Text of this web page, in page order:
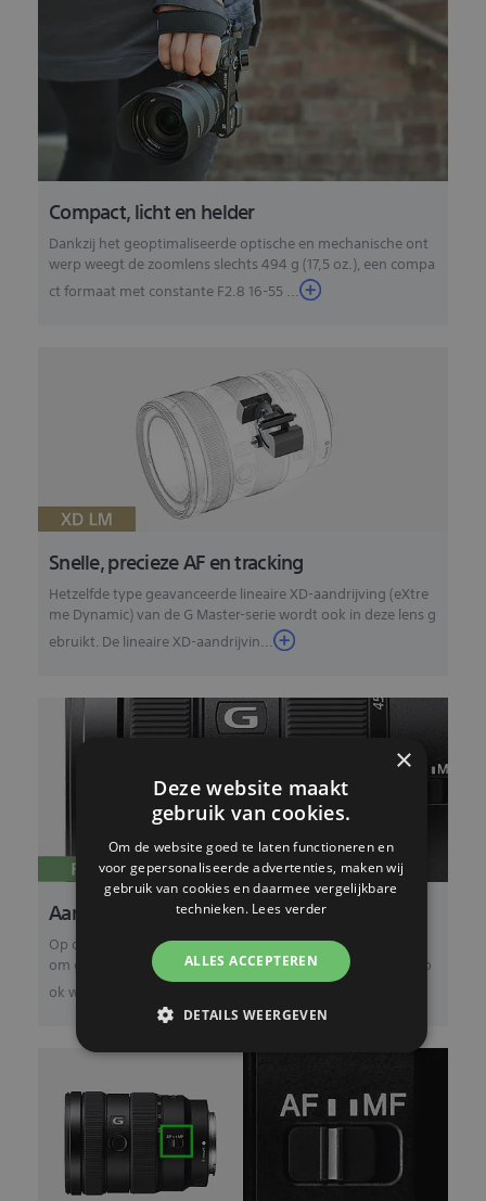
Compact, licht en helder
Dankzij het geoptimaliseerde optische en mechanische ont
werp weegt de zoomlens slechts 494 g (17,5 oz.), een compa
ct formaat met constante F2.8 16-55 ...
Snelle, precieze AF en tracking
Hetzelfde type geavanceerde lineaire XD-aandrijving (eXtre
me Dynamic) van de G Master-serie wordt ook in deze lens g
ebruikt. De lineaire XD-aandrijvin...
Aanpasbare scherpstelvergrendeling
Op de lenscilinder zit een handige scherpstelvergrendeling
om gemakkelijk de scherpstelling te regelen. De knop kan o
ok worden aangepast via een camer...
×
Deze website maakt
gebruik van cookies.
Om de website goed te laten functioneren en
voor gepersonaliseerde advertenties, maken wij
gebruik van cookies en daarmee vergelijkbare
technieken. Lees verder
ALLES ACCEPTEREN
DETAILS WEERGEVEN